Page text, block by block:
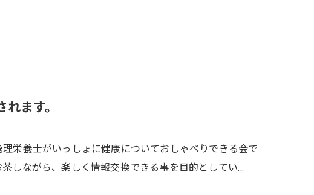
ます。
栄養士がいっしょに健康についておしゃべりできる会で
しながら、楽しく情報交換できる事を目的としてい…